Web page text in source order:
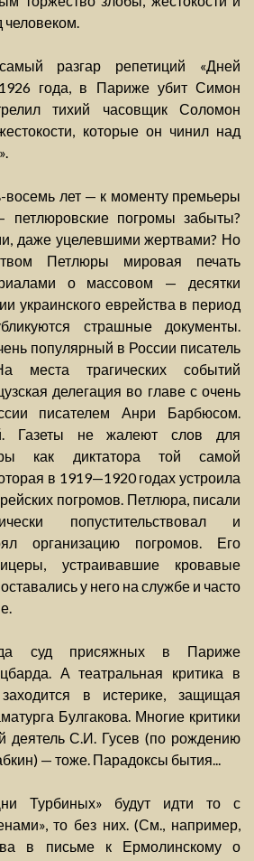
человеком.
разгар репетиций «Дней
года, в Париже убит Симон
тихий часовщик Соломон
которые он чинил над
восемь лет — к моменту премьеры
петлюровские погромы забыты?
даже уцелевшими жертвами? Но
Петлюры мировая печать
о массовом — десятки
украинского еврейства в период
страшные документы.
популярный в России писатель
места трагических событий
делегация во главе с очень
писателем Анри Барбюсом.
Газеты не жалеют слов для
как диктатора той самой
в 1919—1920 годах устроила
погромов. Петлюра, писали
попустительствовал и
организацию погромов. Его
устраивавшие кровавые
у него на службе и часто
суд присяжных в Париже
А театральная критика в
в истерике, защищая
Булгакова. Многие критики
деятель С.И. Гусев (по рождению
— тоже. Парадоксы бытия...
Турбиных» будут идти то с
то без них. (См., например,
в письме к Ермолинскому о